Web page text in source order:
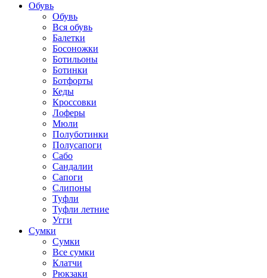
Обувь
Обувь
Вся обувь
Балетки
Босоножки
Ботильоны
Ботинки
Ботфорты
Кеды
Кроссовки
Лоферы
Мюли
Полуботинки
Полусапоги
Сабо
Сандалии
Сапоги
Слипоны
Туфли
Туфли летние
Угги
Сумки
Сумки
Все сумки
Клатчи
Рюкзаки